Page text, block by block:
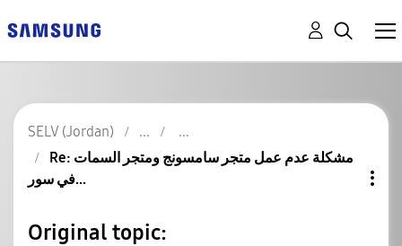
SELV (Jordan)
Re: مشكلة عدم عمل متجر سامسونج ومتجر السمات
في سور...
Original topic: